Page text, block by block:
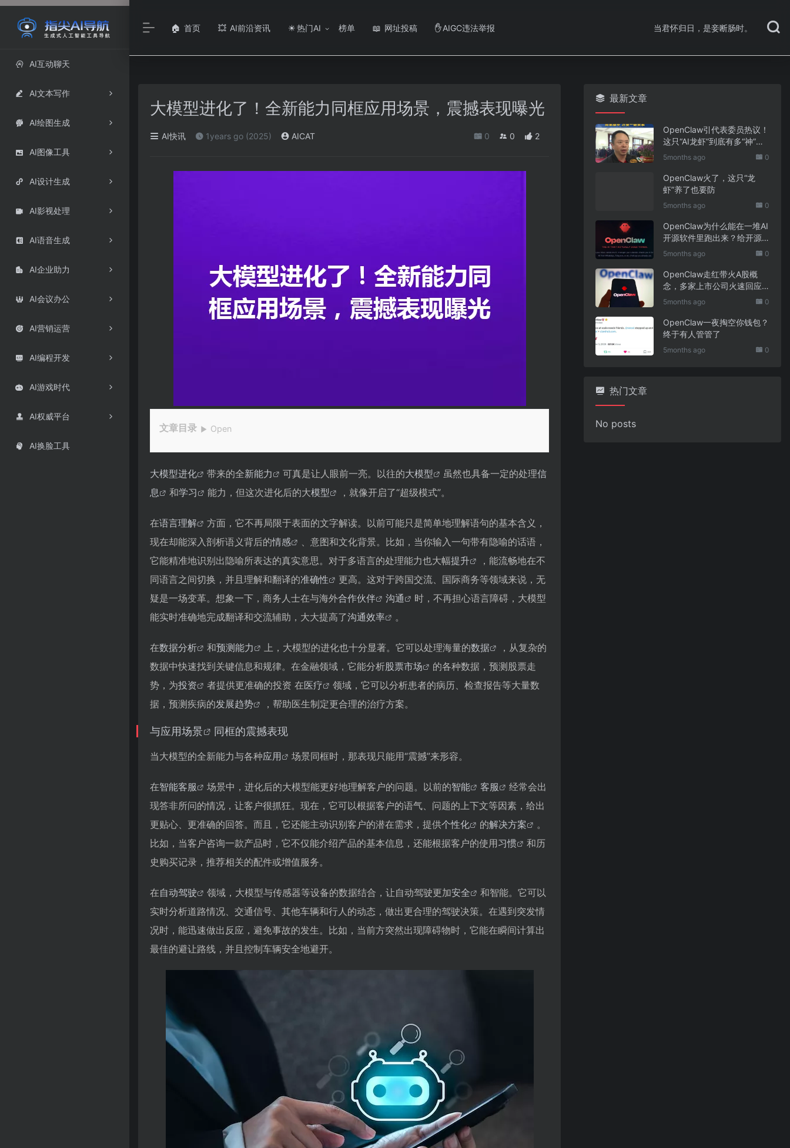
 AI互动聊天
 AI文本写作
 AI绘图生成
 AI图像工具
 AI设计生成
 AI影视处理
 AI语音生成
 AI企业助力
 AI会议办公
 AI营销运营
 AI编程开发
 AI游戏时代
 AI权威平台
 AI换脸工具
🏠 首页 💥 AI前沿资讯 ☀ 热门AI 榜单 📖 网址投稿 ✋ AIGC违法举报 当君怀归日，是妾断肠时。
大模型进化了！全新能力同框应用场景，震撼表现曝光
AI快讯 1years go (2025) AICAT 0 0 2
文章目录 ▼ Open
常见问题解答
大模型进化后在语言理解方面有哪些具体提升？
大模型与应用场景结合在智能客服场景中有什么表现？
大模型进化会带来哪些问题和挑战？
大模型进化 带来的全新能力 可真是让人眼前一亮。以往的大模型 虽然也具备一定的处理信
息
和学习 能力，但这次进化后的大模型 ，就像开启了“超级模式”。
在语言理解
方面，它不再局限于表面的文字解读。以前可能只是简单地理解语句的基本含义，
现在却能深入剖析语义背后的情感
、意图和文化背景。比如，当你输入一句带有隐喻的话语，
它能精准地识别出隐喻所表达的真实意思。对于多语言的处理能力也大幅提升
，能流畅地在不
同语言之间切换，并且理解和翻译的准确性
更高。这对于跨国交流、国际商务等领域来说，无
疑是一场变革。想象一下，商务人士在与海外合作伙伴 沟通
时，不再担心语言障碍，大模型
能实时准确地完成翻译和交流辅助，大大提高了沟通效率 。
在数据分析 和预测能力 上，大模型的进化也十分显著。它可以处理海量的数据
，从复杂的
数据中快速找到关键信息和规律。在金融领域，它能分析股票市场
的各种数据，预测股票走
势，为投资 者提供更准确的投资 在医疗
领域，它可以分析患者的病历、检查报告等大量数
据，预测疾病的发展趋势 ，帮助医生制定更合理的治疗方案。
与应用场景 同框的震撼表现
当大模型的全新能力与各种应用 场景同框时，那表现只能用“震撼”来形容。
在智能客服 场景中，进化后的大模型能更好地理解客户的问题。以前的智能 客服
经常会出
现答非所问的情况，让客户很抓狂。现在，它可以根据客户的语气、问题的上下文等因素，给出
更贴心、更准确的回答。而且，它还能主动识别客户的潜在需求，提供个性化 的解决方案
。
比如，当客户咨询一款产品时，它不仅能介绍产品的基本信息，还能根据客户的使用习惯
和历
史购买记录，推荐相关的配件或增值服务。
在自动驾驶 领域，大模型与传感器等设备的数据结合，让自动驾驶更加安全
和智能。它可以
实时分析道路情况、交通信号、其他车辆和行人的动态，做出更合理的驾驶决策。在遇到突发情
况时，能迅速做出反应，避免事故的发生。比如，当前方突然出现障碍物时，它能在瞬间计算出
最佳的避让路线，并且控制车辆安全地避开。
最新文章
OpenClaw引代表委员热议！
这只“AI龙虾”到底有多“神”？
｜科技观察
5months ago 0
OpenClaw火了，这只“龙
虾”养了也要防
5months ago 0
OpenClaw为什么能在一堆AI
开源软件里跑出来？给开源
项目的三点启示
5months ago 0
OpenClaw走红带火A股概
念，多家上市公司火速回应
业务布局
5months ago 0
OpenClaw一夜掏空你钱包？
终于有人管管了
5months ago 0
热门文章
No posts